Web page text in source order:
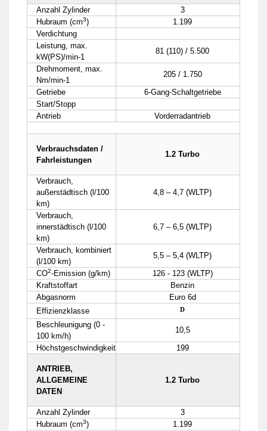
Anzahl Zylinder
3
Hubraum (cm3)
1.199
Verdichtung
Leistung, max.
kW(PS)/min-1
81 (110) / 5.500
Drehmoment, max.
Nm/min-1
205 / 1.750
Getriebe
6-Gang-Schaltgetriebe
Start/Stopp
Antrieb
Vorderradantrieb
Verbrauchsdaten /
Fahrleistungen
1.2 Turbo
Verbrauch,
außerstädtisch (l/100
km)
4,8 – 4,7 (WLTP)
Verbrauch,
innerstädtisch (l/100
km)
6,7 – 6,5 (WLTP)
Verbrauch, kombiniert
(l/100 km)
5,5 – 5,4 (WLTP)
CO2-Emission (g/km)
126 - 123 (WLTP)
Kraftstoffart
Benzin
Abgasnorm
Euro 6d
Effizienzklasse
D
Beschleunigung (0 -
100 km/h)
10,5
Höchstgeschwindigkeit
199
ANTRIEB,
ALLGEMEINE
DATEN
1.2 Turbo
Anzahl Zylinder
3
Hubraum (cm3)
1.199